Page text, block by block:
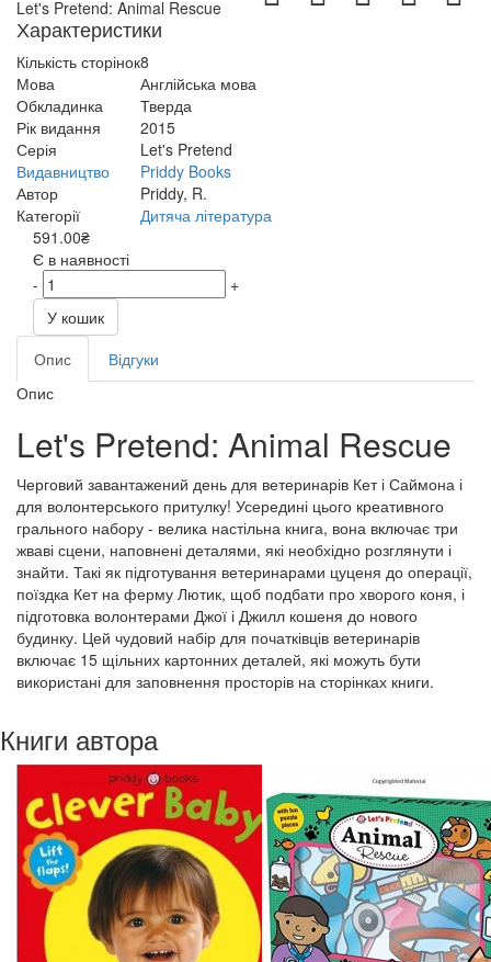
Let's Pretend: Animal Rescue
Характеристики
Кількість сторінок8
Мова
Англійська мова
Обкладинка
Тверда
Рік видання
2015
Серія
Let's Pretend
Видавництво
Priddy Books
Автор
Priddy, R.
Категорії
Дитяча література
591.00₴
Є в наявності
-
+
У кошик
Опис
Відгуки
Опис
Let's Pretend: Animal Rescue
Черговий завантажений день для ветеринарів Кет і Саймона і
для волонтерського притулку! Усередині цього креативного
грального набору - велика настільна книга, вона включає три
жваві сцени, наповнені деталями, які необхідно розглянути і
знайти. Такі як підготування ветеринарами цуценя до операції,
поїздка Кет на ферму Лютик, щоб подбати про хворого коня, і
підготовка волонтерами Джої і Джилл кошеня до нового
будинку. Цей чудовий набір для початківців ветеринарів
включає 15 щільних картонних деталей, які можуть бути
використані для заповнення просторів на сторінках книги.
Книги автора